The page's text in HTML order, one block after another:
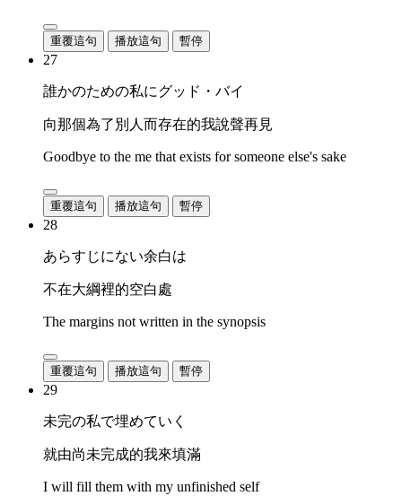
重覆這句 播放這句 暫停
27
誰かのための私にグッド・バイ
向那個為了別人而存在的我說聲再見
Goodbye to the me that exists for someone else's sake
重覆這句 播放這句 暫停
28
あらすじにない余白は
不在大綱裡的空白處
The margins not written in the synopsis
重覆這句 播放這句 暫停
29
未完の私で埋めていく
就由尚未完成的我來填滿
I will fill them with my unfinished self